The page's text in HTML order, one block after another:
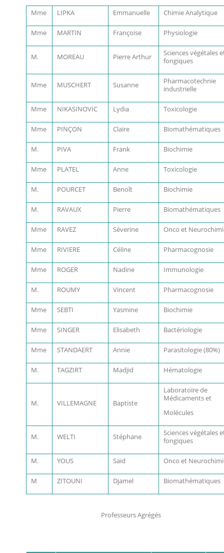
Mme LIPKA Emmanuelle Chimie Analytique
Mme MARTIN Françoise Physiologie
M. MOREAU Pierre Arthur
Sciences végétales
fongiques
Mme MUSCHERT Susanne
Pharmacotechnie
industrielle
Mme NIKASINOVIC Lydia Toxicologie
Mme PINÇON Claire Biomathématiques
M. PIVA Frank Biochimie
Mme PLATEL Anne Toxicologie
M. POURCET Benoît Biochimie
M. RAVAUX Pierre Biomathématiques
Mme RAVEZ Séverine Onco et
Mme RIVIERE Céline Pharmacognosie
Mme ROGER Nadine Immunologie
M. ROUMY Vincent Pharmacognosie
Mme SEBTI Yasmine Biochimie
Mme SINGER Elisabeth Bactériologie
Mme STANDAERT Annie Parasitologie (80%)
M. TAGZIRT Madjid Hématologie
M. VILLEMAGNE Baptiste
Laboratoire de
Médicaments et
Molécules
M. WELTI Stéphane
Sciences végétales
fongiques
M. YOUS Saïd Onco et
M ZITOUNI Djamel Biomathématiques
Professeurs Agrégés